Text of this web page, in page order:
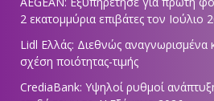
2 εκατομμύρια επιβάτες τον Ιούλιο
Lidl Ελλάς: Διεθνώς αναγνωρισμένα
σχέση ποιότητας-τιμής
CrediaBank: Υψηλοί ρυθμοί